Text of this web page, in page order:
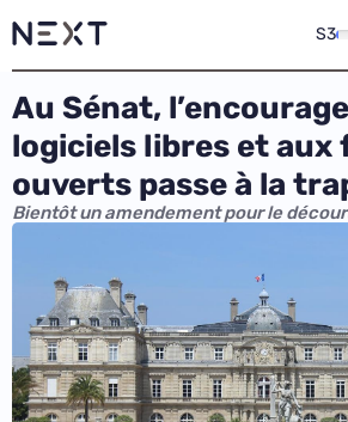
S3
Au Sénat,
logiciels libres et aux
ouverts passe à la
Bientôt un amendement pour le